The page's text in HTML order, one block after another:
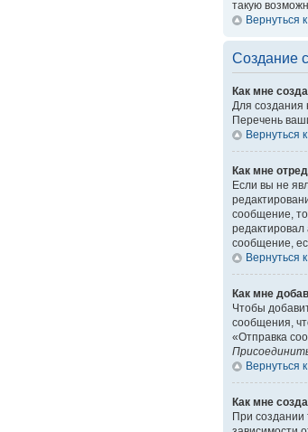
такую
Вернуться
Создание
Как мне
Для создания
Перечень
Вернуться
Как мне
Если вы не
сообщение,
сообщение,
Вернуться
Как мне
Чтобы
сообщения,
«Отправка
Вернуться
Как мне
При